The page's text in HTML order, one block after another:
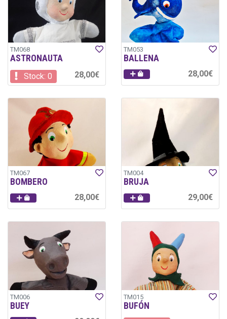
TM068
ASTRONAUTA
Stock: 0 28,00€
TM053
BALLENA
28,00€
TM067
BOMBERO
28,00€
TM004
BRUJA
29,00€
TM006
BUEY
TM015
BUFÓN